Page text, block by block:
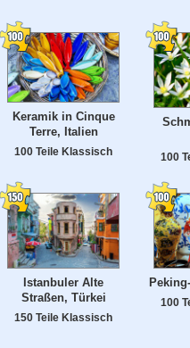
Keramik in Cinque
Terre, Italien
100 Teile Klassisch 100
Istanbuler Alte
Straßen, Türkei
150 Teile Klassisch
100